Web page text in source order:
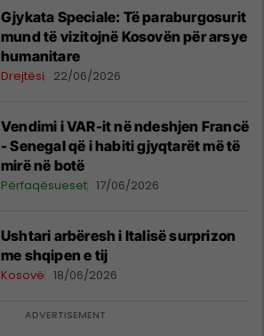
​Gjykata Speciale: Të paraburgosurit
mund të vizitojnë Kosovën për arsye
humanitare
Drejtësi 22/06/2026
Vendimi i VAR-it në ndeshjen Francë
- Senegal që i habiti gjyqtarët më të
mirë në botë
Përfaqësueset 17/06/2026
Ushtari arbëresh i Italisë surprizon
me shqipen e tij
Kosovë 18/06/2026